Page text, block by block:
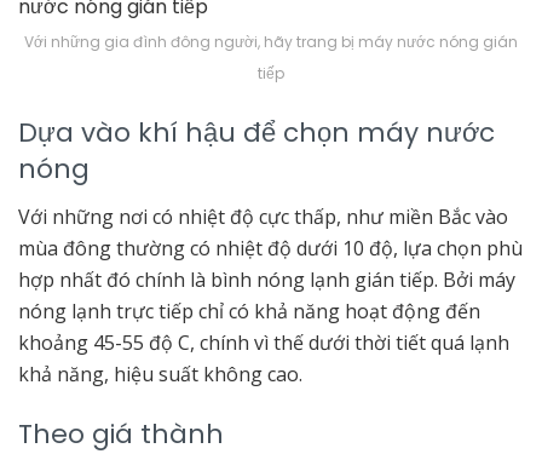
Với những gia đình đông người, hãy trang bị máy nước nóng gián
tiếp
Dựa vào khí hậu để chọn máy nước
nóng
Với những nơi có nhiệt độ cực thấp, như miền Bắc vào
mùa đông thường có nhiệt độ dưới 10 độ, lựa chọn phù
hợp nhất đó chính là bình nóng lạnh gián tiếp. Bởi máy
nóng lạnh trực tiếp chỉ có khả năng hoạt động đến
khoảng 45-55 độ C, chính vì thế dưới thời tiết quá lạnh
khả năng, hiệu suất không cao.
Theo giá thành